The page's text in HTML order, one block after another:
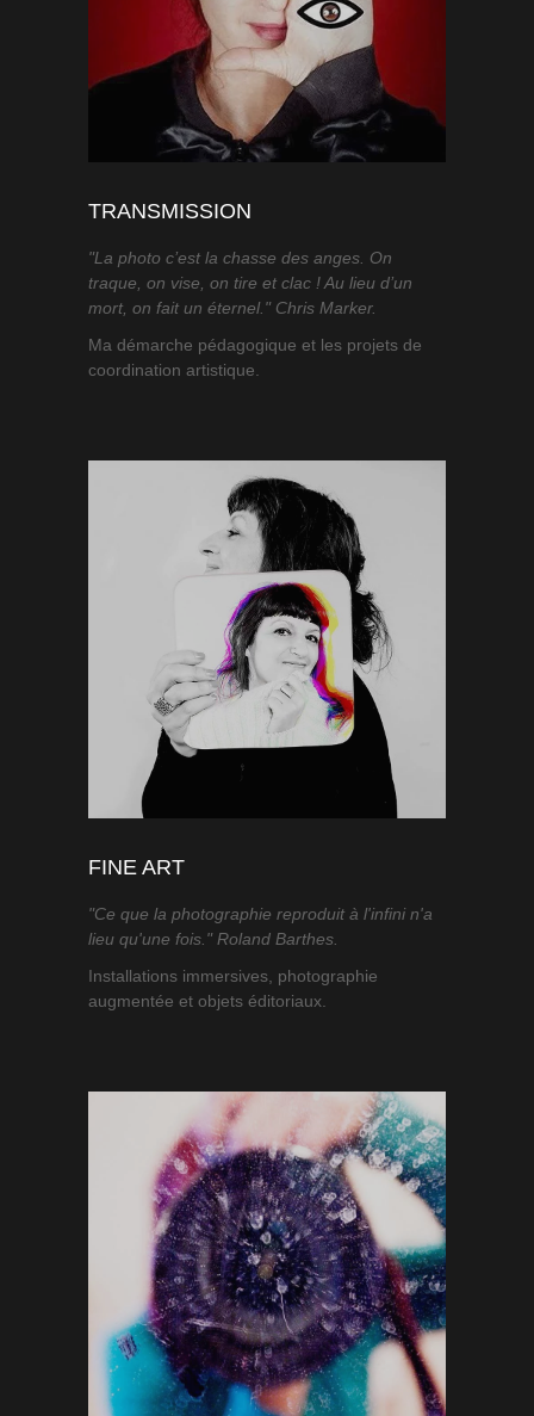
TRANSMISSION
"La photo c’est la chasse des anges. On
traque, on vise, on tire et clac ! Au lieu d’un
mort, on fait un éternel." Chris Marker.
Ma démarche pédagogique et les projets de
coordination artistique.
FINE ART
"Ce que la photographie reproduit à l'infini n'a
lieu qu'une fois." Roland Barthes.
Installations immersives, photographie
augmentée et objets éditoriaux.